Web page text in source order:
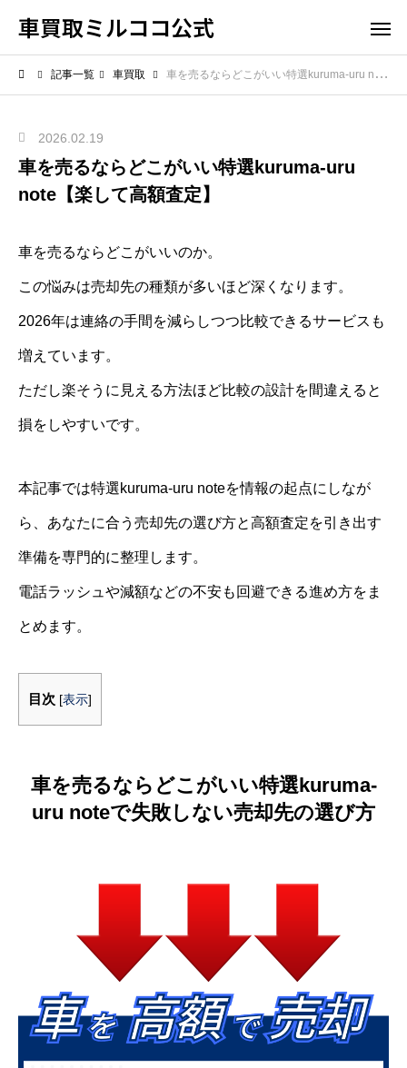
車買取ミルココ公式
記事一覧 車買取 車を売るならどこがいい特選kuruma-uru note【楽して高額査定】
2026.02.19
車を売るならどこがいい特選kuruma-uru
note【楽して高額査定】
車を売るならどこがいいのか。
この悩みは売却先の種類が多いほど深くなります。
2026年は連絡の手間を減らしつつ比較できるサービスも
増えています。
ただし楽そうに見える方法ほど比較の設計を間違えると
損をしやすいです。
本記事では特選kuruma-uru noteを情報の起点にしなが
ら、あなたに合う売却先の選び方と高額査定を引き出す
準備を専門的に整理します。
電話ラッシュや減額などの不安も回避できる進め方をま
とめます。
目次 [表示]
車を売るならどこがいい特選kuruma-
uru noteで失敗しない売却先の選び方